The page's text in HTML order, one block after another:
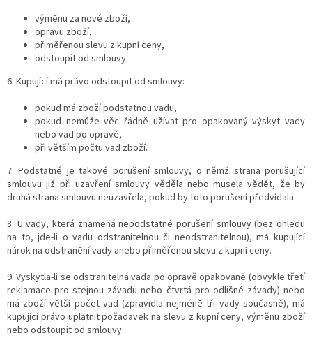
výměnu za nové zboží,
opravu zboží,
přiměřenou slevu z kupní ceny,
odstoupit od smlouvy.
6. Kupující má právo odstoupit od smlouvy:
pokud má zboží podstatnou vadu,
pokud nemůže věc řádně užívat pro opakovaný výskyt vady
nebo vad po opravě,
při větším počtu vad zboží.
7. Podstatné je takové porušení smlouvy, o němž strana porušující
smlouvu již při uzavření smlouvy věděla nebo musela vědět, že by
druhá strana smlouvu neuzavřela, pokud by toto porušení předvídala.
8. U vady, která znamená nepodstatné porušení smlouvy (bez ohledu
na to, jde-li o vadu odstranitelnou či neodstranitelnou), má kupující
nárok na odstranění vady anebo přiměřenou slevu z kupní ceny.
9. Vyskytla-li se odstranitelná vada po opravě opakovaně (obvykle třetí
reklamace pro stejnou závadu nebo čtvrtá pro odlišné závady) nebo
má zboží větší počet vad (zpravidla nejméně tři vady současně), má
kupující právo uplatnit požadavek na slevu z kupní ceny, výměnu zboží
nebo odstoupit od smlouvy.